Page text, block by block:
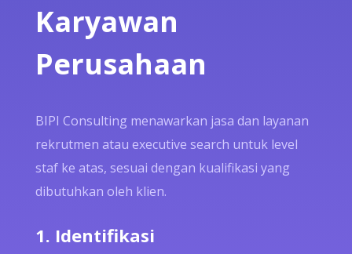
Karyawan
Perusahaan
BIPI Consulting menawarkan jasa dan layanan
rekrutmen atau executive search untuk level
staf ke atas, sesuai dengan kualifikasi yang
dibutuhkan oleh klien.
1. Identifikasi